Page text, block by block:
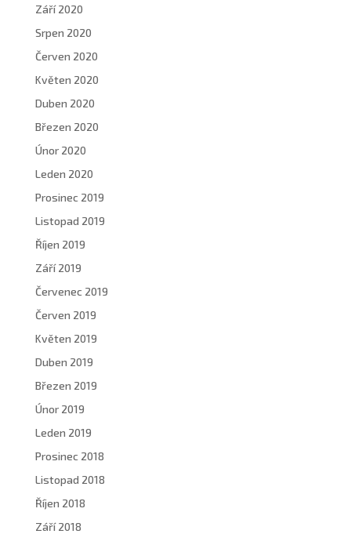
Září 2020
Srpen 2020
Červen 2020
Květen 2020
Duben 2020
Březen 2020
Únor 2020
Leden 2020
Prosinec 2019
Listopad 2019
Říjen 2019
Září 2019
Červenec 2019
Červen 2019
Květen 2019
Duben 2019
Březen 2019
Únor 2019
Leden 2019
Prosinec 2018
Listopad 2018
Říjen 2018
Září 2018